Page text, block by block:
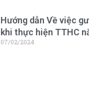
Hướng dẫn Về việc
khi thực hiện TTHC
07/02/2024